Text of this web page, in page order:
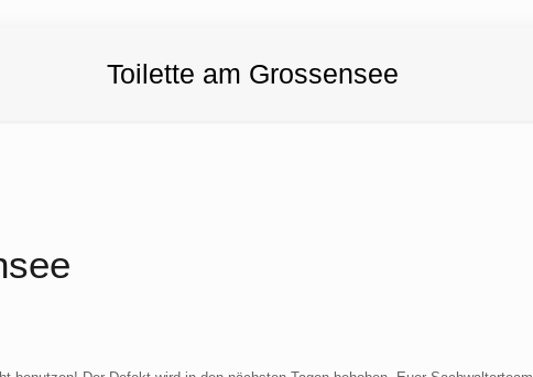
Toilette am Grossensee